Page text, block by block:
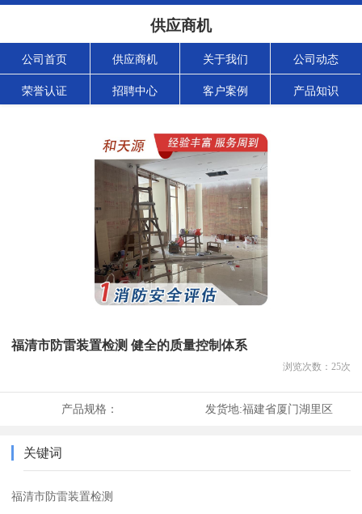
供应商机
公司首页 供应商机 关于我们 公司动态
荣誉认证 招聘中心 客户案例 产品知识
福清市防雷装置检测 健全的质量控制体系
浏览次数： 25次
产品规格： 发货地:福建省厦门湖里区
关键词
福清市防雷装置检测